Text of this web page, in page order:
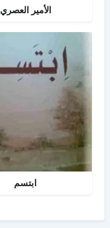
الأمير العصري
ابتسم